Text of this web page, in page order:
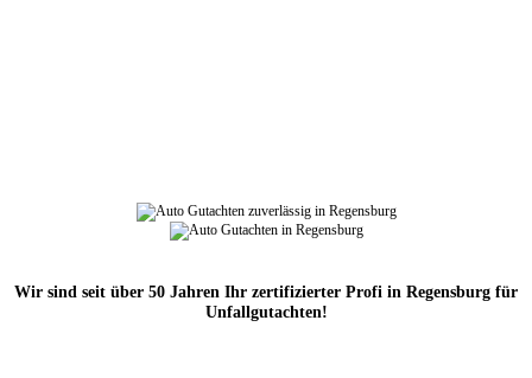
Wir sind seit über 50 Jahren Ihr zertifizierter Profi in Regensburg für
Unfallgutachten!